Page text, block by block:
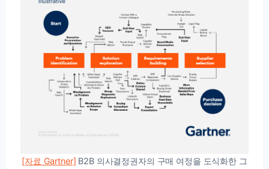
[자료 Gartner] B2B 의사결정권자의 구매 여정을 도식화한 그